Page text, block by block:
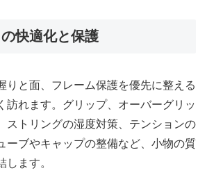
快適化と保護
りと面、フレーム保護を優先に整える
訪れます。グリップ、オーバーグリッ
ストリングの湿度対策、テンションの
ーブやキャップの整備など、小物の質
します。